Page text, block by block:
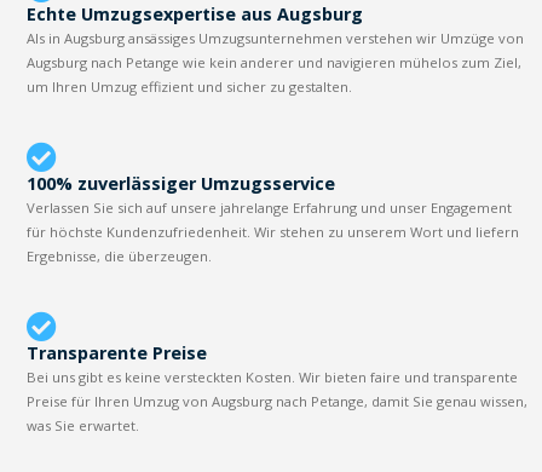
Echte Umzugsexpertise aus Augsburg
Als in Augsburg ansässiges Umzugsunternehmen verstehen wir Umzüge von
Augsburg nach Petange wie kein anderer und navigieren mühelos zum Ziel,
um Ihren Umzug effizient und sicher zu gestalten.
100% zuverlässiger Umzugsservice
Verlassen Sie sich auf unsere jahrelange Erfahrung und unser Engagement
für höchste Kundenzufriedenheit. Wir stehen zu unserem Wort und liefern
Ergebnisse, die überzeugen.
Transparente Preise
Bei uns gibt es keine versteckten Kosten. Wir bieten faire und transparente
Preise für Ihren Umzug von Augsburg nach Petange, damit Sie genau wissen,
was Sie erwartet.